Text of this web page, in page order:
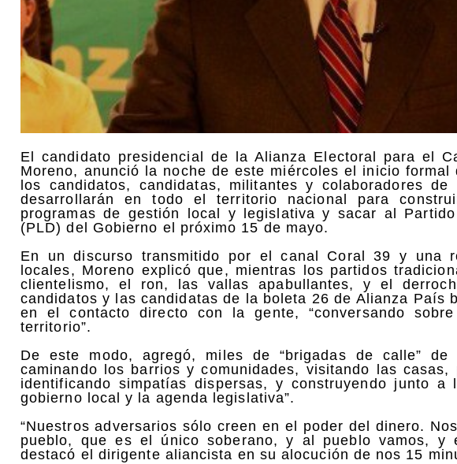
El candidato presidencial de la Alianza Electoral para el
Moreno, anunció la noche de este miércoles el inicio formal
los candidatos, candidatas, militantes y colaboradores
desarrollarán en todo el territorio nacional para
programas de gestión local y legislativa y sacar al
(PLD) del Gobierno el próximo 15 de mayo.
En un discurso transmitido por el canal Coral 39 y una
locales, Moreno explicó que, mientras los partidos
clientelismo, el ron, las vallas apabullantes, y el
candidatos y las candidatas de la boleta 26 de Alianza País
en el contacto directo con la gente, “conversando
territorio”.
De este modo, agregó, miles de “brigadas de calle” de
caminando los barrios y comunidades, visitando las casas,
identificando simpatías dispersas, y construyendo junto a
gobierno local y la agenda legislativa”.
“Nuestros adversarios sólo creen en el poder del dinero.
pueblo, que es el único soberano, y al pueblo vamos, y
destacó el dirigente aliancista en su alocución de nos 15